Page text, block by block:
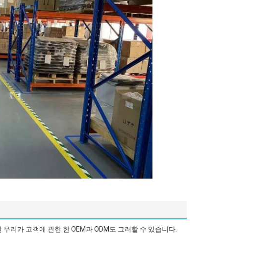
리가 고객에 관한 한 OEM과 ODM도 그러할 수 있습니다.